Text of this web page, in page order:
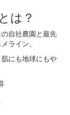
は？
自社農園と最先
ライン。
にも地球にもや